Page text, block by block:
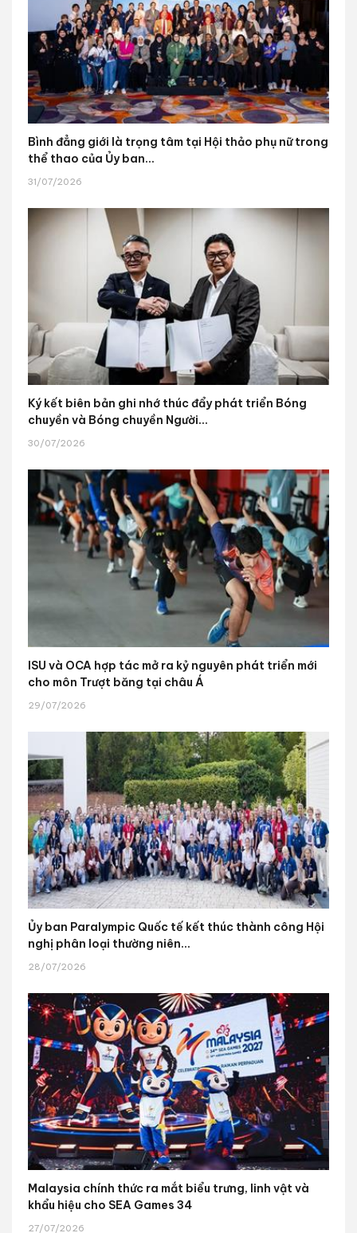
Bình đẳng giới là trọng tâm tại Hội thảo phụ nữ trong
thể thao của Ủy ban...
31/07/2026
Ký kết biên bản ghi nhớ thúc đẩy phát triển Bóng
chuyền và Bóng chuyền Người...
30/07/2026
ISU và OCA hợp tác mở ra kỷ nguyên phát triển mới
cho môn Trượt băng tại châu Á
29/07/2026
Ủy ban Paralympic Quốc tế kết thúc thành công Hội
nghị phân loại thường niên...
28/07/2026
Malaysia chính thức ra mắt biểu trưng, linh vật và
khẩu hiệu cho SEA Games 34
27/07/2026